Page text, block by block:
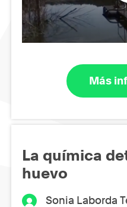
Más
La química
huevo
Sonia Laborda